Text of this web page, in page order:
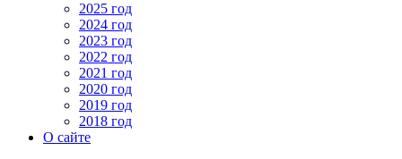
2025 год
2024 год
2023 год
2022 год
2021 год
2020 год
2019 год
2018 год
О сайте